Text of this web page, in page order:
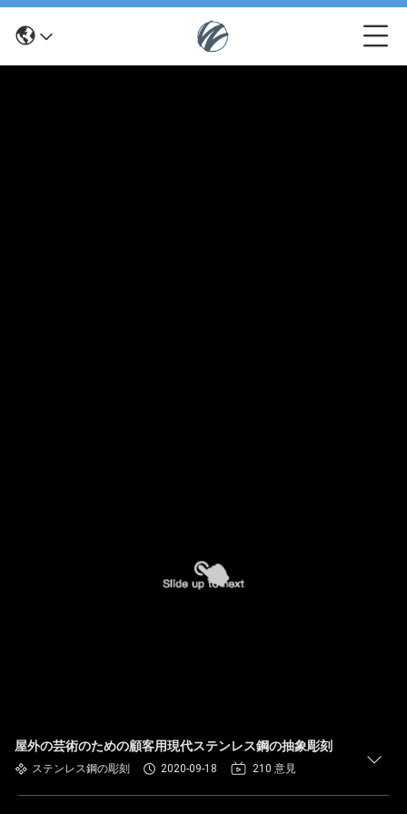
屋外の芸術のための顧客用現代ステンレス鋼の抽象彫刻
ステンレス鋼の彫刻 2020-09-18 210 意見